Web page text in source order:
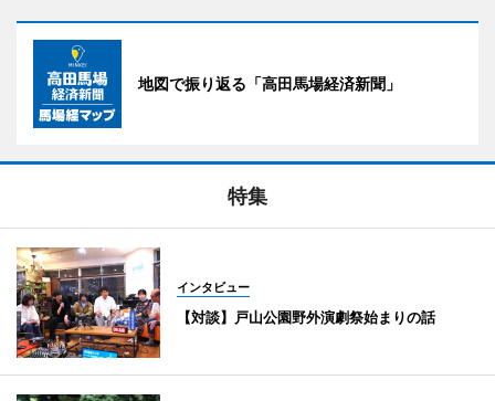
地図で振り返る「高田馬場経済新聞」
特集
インタビュー
【対談】戸山公園野外演劇祭始まりの話